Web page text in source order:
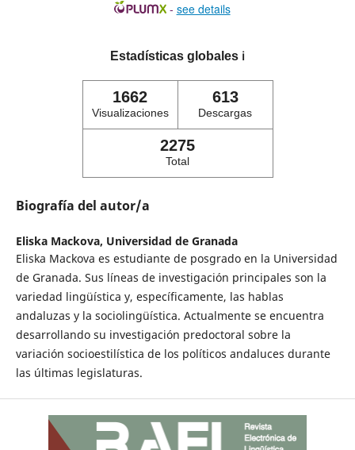
- see details
Estadísticas globales ℹ️
1662
Visualizaciones
613
Descargas
2275
Total
Biografía del autor/a
Eliska Mackova, Universidad de Granada
Eliska Mackova es estudiante de posgrado en la Universidad
de Granada. Sus líneas de investigación principales son la
variedad lingüística y, específicamente, las hablas
andaluzas y la sociolingüística. Actualmente se encuentra
desarrollando su investigación predoctoral sobre la
variación socioestilística de los políticos andaluces durante
las últimas legislaturas.